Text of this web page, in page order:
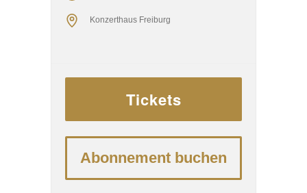
1548 gegründetes
entsendet. So eröffnet der
einem der traditionsreichsten
Konzerthaus Freiburg
Tickets
Abonnement buchen